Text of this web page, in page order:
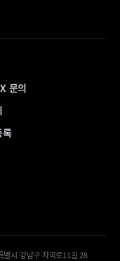
문의
록
시 강남구 자곡로11길 28